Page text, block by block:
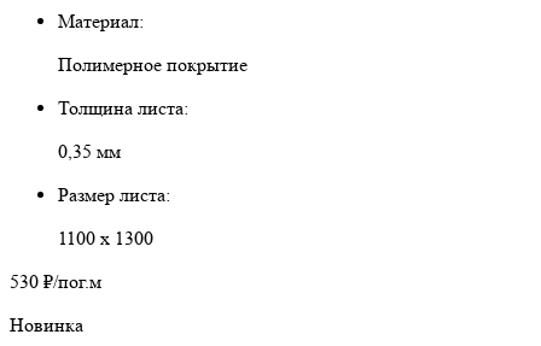
Материал:
Полимерное покрытие
Толщина листа:
0,35 мм
Размер листа:
1100 х 1300
530 ₽/пог.м
Новинка